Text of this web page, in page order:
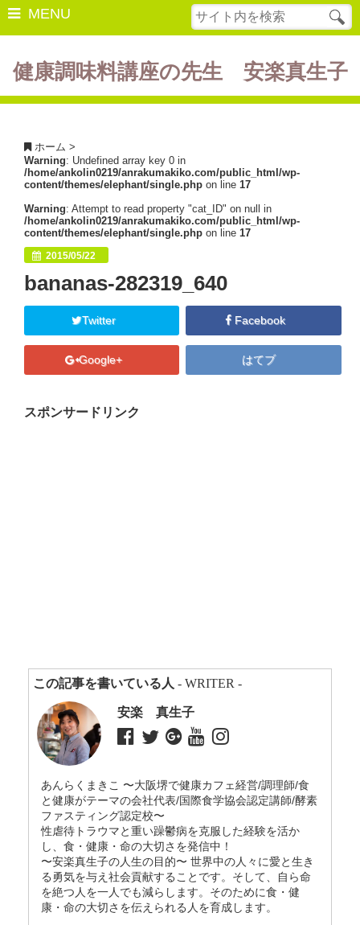
MENU
開催中の講座
ダイエット
レシピ
酵素ファスティング
プロフィール
健康調味料講座の先生 安楽真生子
ホーム >
Warning: Undefined array key 0 in
/home/ankolin0219/anrakumakiko.com/public_html/wp-
content/themes/elephant/single.php on line 17
Warning: Attempt to read property "cat_ID" on null in
/home/ankolin0219/anrakumakiko.com/public_html/wp-
content/themes/elephant/single.php on line 17
2015/05/22
bananas-282319_640
Twitter Facebook
Google+ はてブ
スポンサードリンク
この記事を書いている人 - WRITER -
あんらくまきこ 〜大阪堺で健康カフェ経営/調理師/食
と健康がテーマの会社代表/国際食学協会認定講師/酵素
ファスティング認定校〜
性虐待トラウマと重い躁鬱病を克服した経験を活か
し、食・健康・命の大切さを発信中！
〜安楽真生子の人生の目的〜 世界中の人々に愛と生き
る勇気を与え社会貢献することです。そして、自ら命
を絶つ人を一人でも減らします。そのために食・健
康・命の大切さを伝えられる人を育成します。
安楽 真生子